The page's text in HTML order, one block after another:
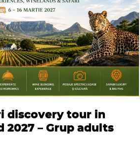
discovery tour in
2027 – Grup adults